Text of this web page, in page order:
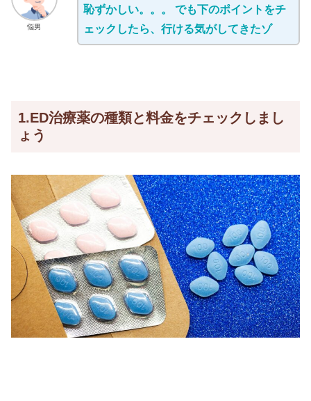
悩男
恥ずかしい。。。 でも下のポイントをチ
ェックしたら、行ける気がしてきたゾ
1.ED治療薬の種類と料金をチェックしまし
ょう